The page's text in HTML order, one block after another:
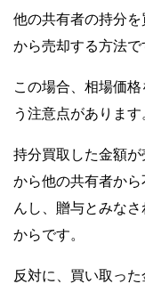
他の共有者の持分
から売却する方法で
この場合、相場価
う注意点があります
持分買取した金額
から他の共有者か
んし、贈与とみな
からです。
反対に、買い取っ